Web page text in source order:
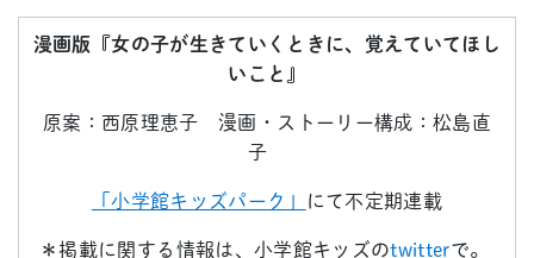
漫画版『女の子が生きていくときに、覚えていてほし
いこと』
原案：西原理恵子 漫画・ストーリー構成：松島直
子
「小学館キッズパーク」 にて不定期連載
＊掲載に関する情報は、小学館キッズのtwitterで。